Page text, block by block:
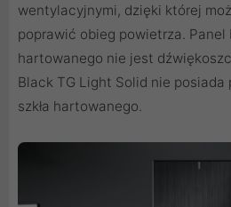
wentylacyjnymi, dzięki której
poprawić obieg powietrza. Panel
hartowanego nie jest
Black TG Light Solid nie posiada
szkła hartowanego.